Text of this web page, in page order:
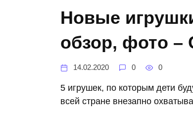
Новые
обзор, фото –
14.02.2020 0 0
5 игрушек, по которым дети
всей стране внезапно